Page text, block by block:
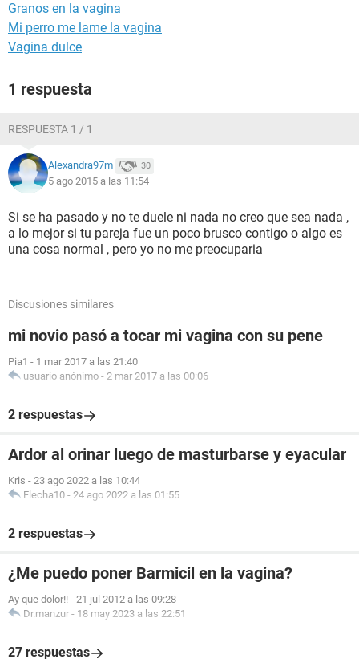
Granos en la vagina
Mi perro me lame la vagina
Vagina dulce
1 respuesta
RESPUESTA 1 / 1
Alexandra97m 30
5 ago 2015 a las 11:54
Si se ha pasado y no te duele ni nada no creo que sea nada ,
a lo mejor si tu pareja fue un poco brusco contigo o algo es
una cosa normal , pero yo no me preocuparia
Discusiones similares
mi novio pasó a tocar mi vagina con su pene
Pia1 - 1 mar 2017 a las 21:40
usuario anónimo - 2 mar 2017 a las 00:06
2 respuestas
Ardor al orinar luego de masturbarse y eyacular
Kris - 23 ago 2022 a las 10:44
Flecha10 - 24 ago 2022 a las 01:55
2 respuestas
¿Me puedo poner Barmicil en la vagina?
Ay que dolor!! - 21 jul 2012 a las 09:28
Dr.manzur - 18 may 2023 a las 22:51
27 respuestas